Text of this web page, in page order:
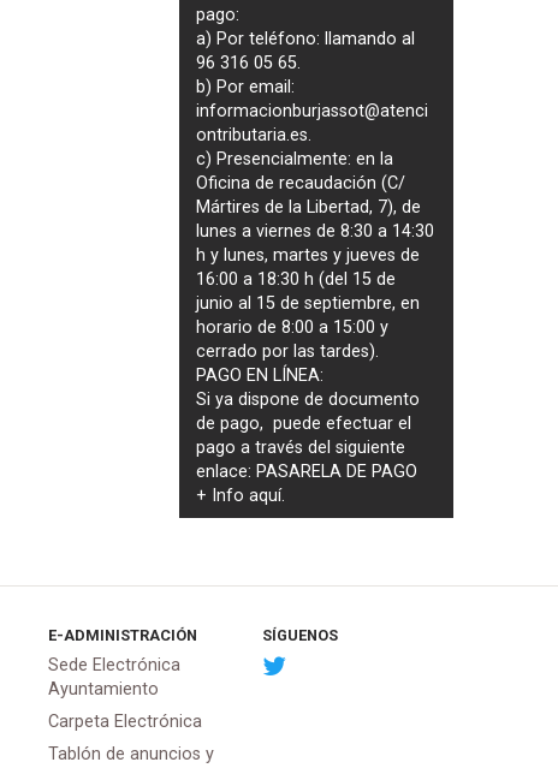
pago:
a) Por teléfono: llamando al
96 316 05 65.
b) Por email:
informacionburjassot@atenci
ontributaria.es.
c) Presencialmente: en la
Oficina de recaudación (C/
Mártires de la Libertad, 7), de
lunes a viernes de 8:30 a 14:30
h y lunes, martes y jueves de
16:00 a 18:30 h (del 15 de
junio al 15 de septiembre, en
horario de 8:00 a 15:00 y
cerrado por las tardes).
PAGO EN LÍNEA:
Si ya dispone de documento
de pago, puede efectuar el
pago a través del siguiente
enlace: PASARELA DE PAGO
+ Infoaquí.
E-ADMINISTRACIÓN
Sede Electrónica
Ayuntamiento
Carpeta Electrónica
Tablón de anuncios y
SÍGUENOS